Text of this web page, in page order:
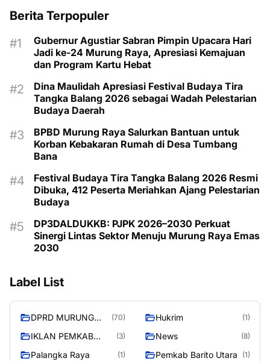
Berita Terpopuler
Gubernur Agustiar Sabran Pimpin Upacara Hari
Jadi ke-24 Murung Raya, Apresiasi Kemajuan
dan Program Kartu Hebat
Dina Maulidah Apresiasi Festival Budaya Tira
Tangka Balang 2026 sebagai Wadah Pelestarian
Budaya Daerah
BPBD Murung Raya Salurkan Bantuan untuk
Korban Kebakaran Rumah di Desa Tumbang
Bana
Festival Budaya Tira Tangka Balang 2026 Resmi
Dibuka, 412 Peserta Meriahkan Ajang Pelestarian
Budaya
DP3DALDUKKB: PJPK 2026–2030 Perkuat
Sinergi Lintas Sektor Menuju Murung Raya Emas
2030
Label List
DPRD MURUNG
(70) Hukrim (1)
IKLAN PEMKAB
(3) News (8)
Palangka Raya (1) Pemkab Barito Utara (1)